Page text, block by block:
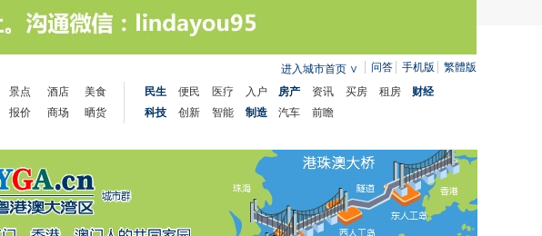
问答 手机版 繁體版
进入城市首页 ∨
景点 酒店
美食
报价 商场 晒货
民生 便民 医疗 入户 房产 资讯 买房 租房
财经
科技
创新 智能 制造 汽车 前瞻